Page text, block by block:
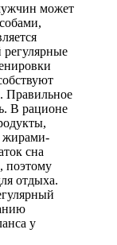
может
Правильное
В рационе
жирами-
сна
поэтому
отдыха.
у